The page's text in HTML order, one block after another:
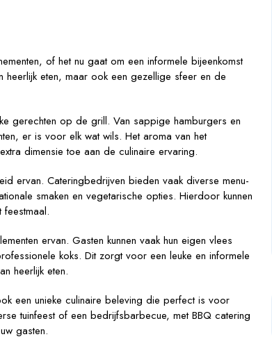
of het nu gaat om een informele bijeenkomst
heerlijk eten, maar ook een gezellige sfeer en de
gerechten op de grill. Van sappige hamburgers en
er is voor elk wat wils. Het aroma van het
dimensie toe aan de culinaire ervaring.
ervan. Cateringbedrijven bieden vaak diverse menu-
smaken en vegetarische opties. Hierdoor kunnen
ervan. Gasten kunnen vaak hun eigen vlees
koks. Dit zorgt voor een leuke en informele
heerlijk eten.
een unieke culinaire beleving die perfect is voor
tuinfeest of een bedrijfsbarbecue, met BBQ catering
gasten.